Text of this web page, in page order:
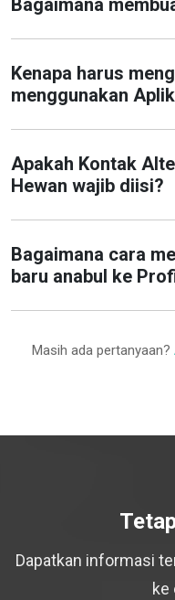
Bagaimana
Kenapa harus
menggunakan
Apakah Kontak
Hewan wajib diisi?
Bagaimana cara
baru anabul ke
Masih ada pertanyaan?
Dapatkan informasi
ke